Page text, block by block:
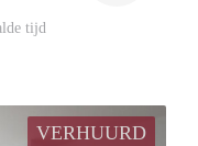
tijd
VERHUURD